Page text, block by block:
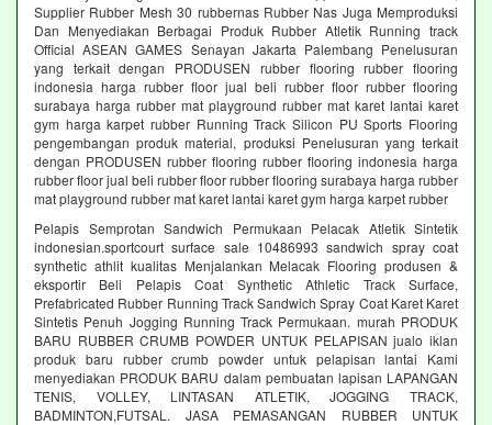
Supplier Rubber Mesh 30 rubbernas Rubber Nas Juga Memproduksi
Dan Menyediakan Berbagai Produk Rubber Atletik Running track
Official ASEAN GAMES Senayan Jakarta Palembang Penelusuran
yang terkait dengan PRODUSEN rubber flooring rubber flooring
indonesia harga rubber floor jual beli rubber floor rubber flooring
surabaya harga rubber mat playground rubber mat karet lantai karet
gym harga karpet rubber Running Track Silicon PU Sports Flooring
pengembangan produk material, produksi Penelusuran yang terkait
dengan PRODUSEN rubber flooring rubber flooring indonesia harga
rubber floor jual beli rubber floor rubber flooring surabaya harga rubber
mat playground rubber mat karet lantai karet gym harga karpet rubber
Pelapis Semprotan Sandwich Permukaan Pelacak Atletik Sintetik
indonesian.sportcourt surface sale 10486993 sandwich spray coat
synthetic athlit kualitas Menjalankan Melacak Flooring produsen &
eksportir Beli Pelapis Coat Synthetic Athletic Track Surface,
Prefabricated Rubber Running Track Sandwich Spray Coat Karet Karet
Sintetis Penuh Jogging Running Track Permukaan. murah PRODUK
BARU RUBBER CRUMB POWDER UNTUK PELAPISAN jualo iklan
produk baru rubber crumb powder untuk pelapisan lantai Kami
menyediakan PRODUK BARU dalam pembuatan lapisan LAPANGAN
TENIS, VOLLEY, LINTASAN ATLETIK, JOGGING TRACK,
BADMINTON,FUTSAL. JASA PEMASANGAN RUBBER UNTUK